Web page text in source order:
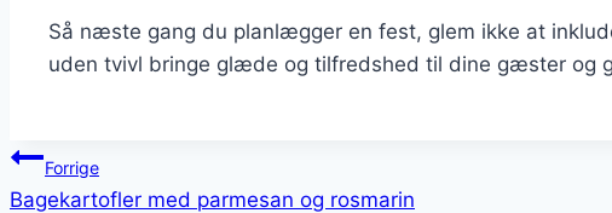
Så næste gang du planlægger en fest, glem ikke at
uden tvivl bringe glæde og tilfredshed til dine gæster og
Indlægsnavigation
Forrige
Bagekartofler med parmesan og rosmarin